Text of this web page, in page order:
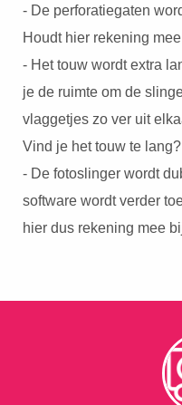
- De perforatiegaten
Houdt hier rekening
- Het touw wordt extra
je de ruimte om de
vlaggetjes zo ver uit
Vind je het touw te
- De fotoslinger wordt
software wordt verder
hier dus rekening mee